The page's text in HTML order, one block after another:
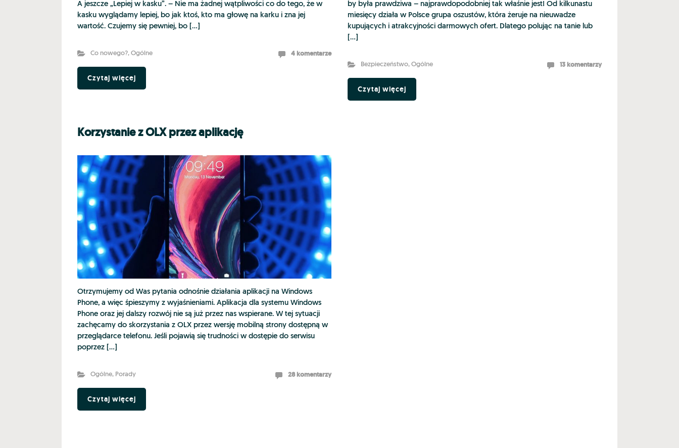
A jeszcze „Lepiej w kasku”. – Nie ma żadnej wątpliwości co do tego, że w
kasku wyglądamy lepiej, bo jak ktoś, kto ma głowę na karku i zna jej
wartość. Czujemy się pewniej, bo […]
Co nowego?, Ogólne 4 komentarze
Czytaj więcej
by była prawdziwa – najprawdopodobniej tak właśnie jest! Od kilkunastu
miesięcy działa w Polsce grupa oszustów, która żeruje na nieuwadze
kupujących i atrakcyjności darmowych ofert. Dlatego polując na tanie lub
[…]
Bezpieczeństwo, Ogólne 13 komentarzy
Czytaj więcej
Korzystanie z OLX przez aplikację
Otrzymujemy od Was pytania odnośnie działania aplikacji na Windows
Phone, a więc śpieszymy z wyjaśnieniami. Aplikacja dla systemu Windows
Phone oraz jej dalszy rozwój nie są już przez nas wspierane. W tej sytuacji
zachęcamy do skorzystania z OLX przez wersję mobilną strony dostępną w
przeglądarce telefonu. Jeśli pojawią się trudności w dostępie do serwisu
poprzez […]
Ogólne, Porady 28 komentarzy
Czytaj więcej